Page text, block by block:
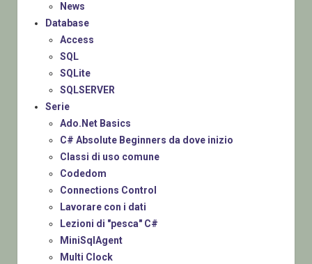
News
Database
Access
SQL
SQLite
SQLSERVER
Serie
Ado.Net Basics
C# Absolute Beginners da dove inizio
Classi di uso comune
Codedom
Connections Control
Lavorare con i dati
Lezioni di "pesca" C#
MiniSqlAgent
Multi Clock